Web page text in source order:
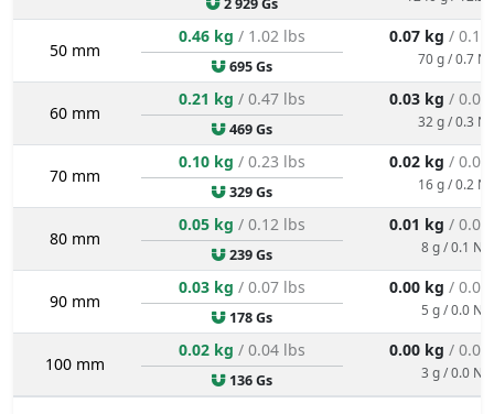
50 mm
0.46 kg / 1.02 lbs
695 Gs
0.07 kg / 0.15
70 g / 0.7 N
60 mm
0.21 kg / 0.47 lbs
469 Gs
0.03 kg / 0.07
32 g / 0.3 N
70 mm
0.10 kg / 0.23 lbs
329 Gs
0.02 kg / 0.03
16 g / 0.2 N
80 mm
0.05 kg / 0.12 lbs
239 Gs
0.01 kg / 0.02
8 g / 0.1 N
90 mm
0.03 kg / 0.07 lbs
178 Gs
0.00 kg / 0.01
5 g / 0.0 N
100 mm
0.02 kg / 0.04 lbs
136 Gs
0.00 kg / 0.01
3 g / 0.0 N